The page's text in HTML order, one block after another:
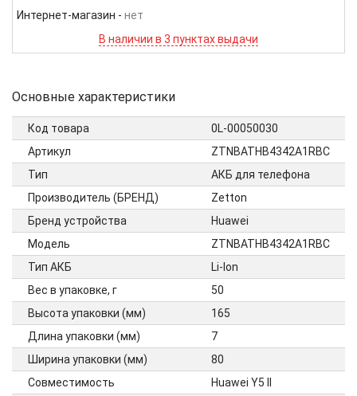
Интернет-магазин - нет
В наличии в 3 пунктах выдачи
Основные характеристики
Код товара
0L-00050030
Артикул
ZTNBATHB4342A1RBC
Тип
АКБ для телефона
Производитель (БРЕНД)
Zetton
Бренд устройства
Huawei
Модель
ZTNBATHB4342A1RBC
Тип АКБ
Li-Ion
Вес в упаковке, г
50
Высота упаковки (мм)
165
Длина упаковки (мм)
7
Ширина упаковки (мм)
80
Совместимость
Huawei Y5 II